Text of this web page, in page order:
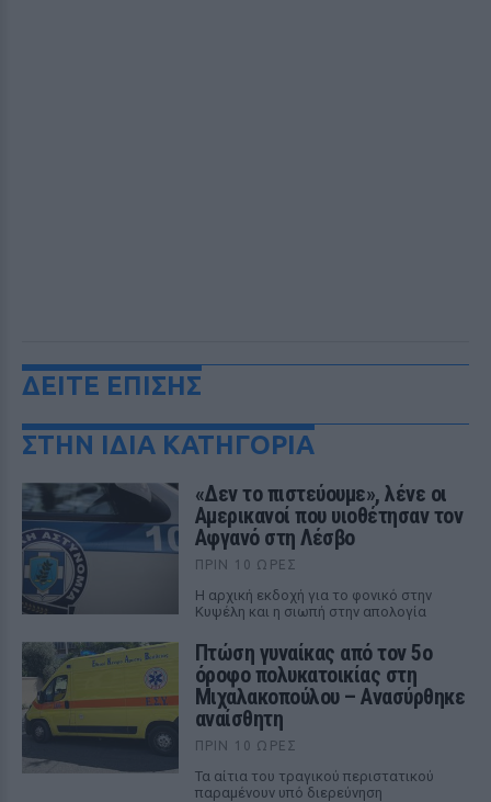
ΔΕΙΤΕ ΕΠΙΣΗΣ
ΣΤΗΝ ΙΔΙΑ ΚΑΤΗΓΟΡΙΑ
«Δεν το πιστεύουμε», λένε οι
Αμερικανοί που υιοθέτησαν τον
Αφγανό στη Λέσβο
ΠΡΙΝ 10 ΏΡΕΣ
Η αρχική εκδοχή για το φονικό στην
Κυψέλη και η σιωπή στην απολογία
Πτώση γυναίκας από τον 5ο
όροφο πολυκατοικίας στη
Μιχαλακοπούλου – Ανασύρθηκε
αναίσθητη
ΠΡΙΝ 10 ΏΡΕΣ
Τα αίτια του τραγικού περιστατικού
παραμένουν υπό διερεύνηση